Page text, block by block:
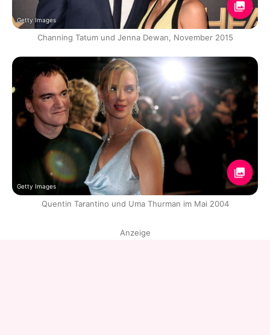
Getty Images
Channing Tatum und Jenna Dewan, November 2015
Getty Images
Quentin Tarantino und Uma Thurman im Mai 2004
Anzeige